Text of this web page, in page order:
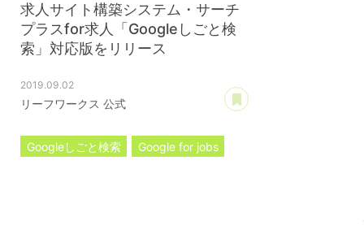
求人サイト構築システム・サーチ
プラスfor求人「Googleしごと検
索」対応版をリリース
2019.09.02
リーフワークス 公式
Googleしごと検索
Google for jobs